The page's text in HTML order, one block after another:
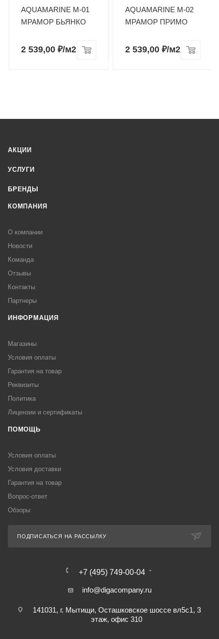
AQUAMARINE М-01
МРАМОР БЬЯНКО
2 539,00 ₽/м2
AQUAMARINE М-02
МРАМОР ПРИМО
2 539,00 ₽/м2
АКЦИИ
УСЛУГИ
БРЕНДЫ
КОМПАНИЯ
О компании
Новости
Команда
Отзывы
Контакты
Партнеры
ИНФОРМАЦИЯ
Магазины
Условия оплаты
Гарантия на товар
Реквизиты
Политика
Лицензии и сертификаты
ПОМОЩЬ
Условия оплаты
Условия доставки
Гарантия на товар
Вопрос-ответ
Обзоры
ПОДПИСАТЬСЯ НА РАССЫЛКУ
+7 (495) 749-00-04
info@digacompany.ru
141031, г. Мытищи, Осташковское шоссе вл5с1, 3
этаж, офис 310